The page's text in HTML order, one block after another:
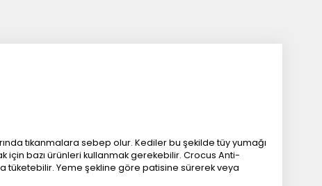
tıkanmalara sebep olur. Kediler bu şekilde tüy yumağı
için bazı ürünleri kullanmak gerekebilir. Crocus Anti-
tüketebilir. Yeme şekline göre patisine sürerek veya